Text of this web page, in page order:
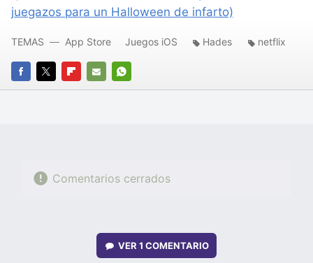
juegazos para un Halloween de infarto)
FACEBOOK
TWITTERFLIPBOARD
E-
WHATSAPP
TEMAS App Store Juegos iOS Hades netflix
Comentarios cerrados
VER 1 COMENTARIO